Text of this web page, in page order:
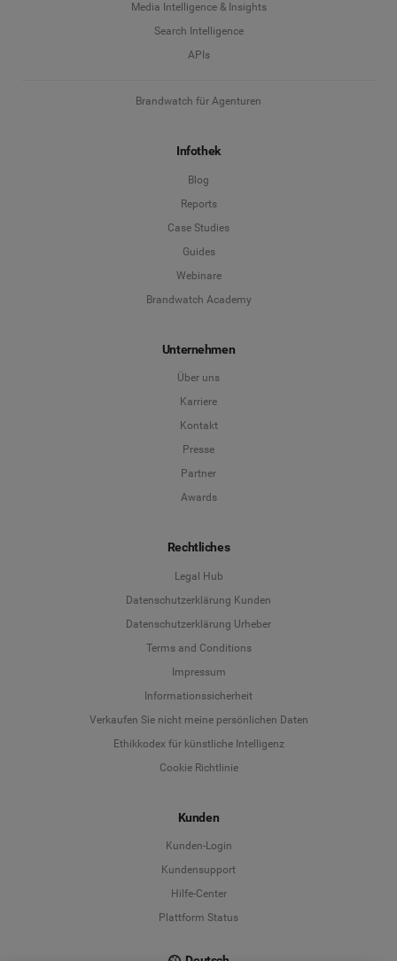
Media Intelligence & Insights
Search Intelligence
APIs
Brandwatch für Agenturen
Infothek
Blog
Reports
Case Studies
Guides
Webinare
Brandwatch Academy
Unternehmen
Über uns
Karriere
Kontakt
Presse
Partner
Awards
Rechtliches
Legal Hub
Datenschutzerklärung Kunden
Datenschutzerklärung Urheber
Terms and Conditions
Impressum
Informationssicherheit
Verkaufen Sie nicht meine persönlichen Daten
Ethikkodex für künstliche Intelligenz
Cookie Richtlinie
Kunden
Kunden-Login
Kundensupport
Hilfe-Center
Plattform Status
Deutsch
English